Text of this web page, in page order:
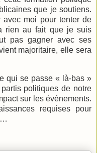
que je soutiens.
avec moi pour tenter de
rien au fait que je suis
pas gagner avec ses
majoritaire, elle sera
qui se passe « là-bas »
politiques de notre
sur les événements.
requises pour